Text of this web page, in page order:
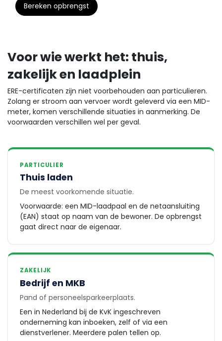
Bereken opbrengst
Voor wie werkt het: thuis,
zakelijk en laadplein
ERE-certificaten zijn niet voorbehouden aan particulieren.
Zolang er stroom aan vervoer wordt geleverd via een MID-
meter, komen verschillende situaties in aanmerking. De
voorwaarden verschillen wel per geval.
PARTICULIER
Thuis laden
De meest voorkomende situatie.
Voorwaarde: een MID-laadpaal en de netaansluiting
(EAN) staat op naam van de bewoner. De opbrengst
gaat direct naar de eigenaar.
ZAKELIJK
Bedrijf en MKB
Pand of personeelsparkeerplaats.
Een in Nederland bij de KvK ingeschreven
onderneming kan inboeken, zelf of via een
dienstverlener. Meerdere palen tellen op.